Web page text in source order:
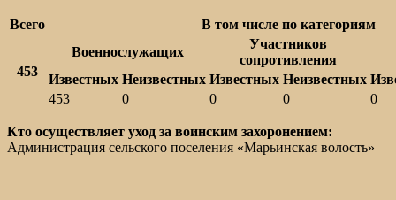
Всего В том числе по категориям
453
Военнослужащих
Участников
сопротивления
Известных Неизвестных Известных Неизвестных
453
0 0 0 0
Кто осуществляет уход за воинским захоронением:
Администрация сельского поселения «Марьинская волость»